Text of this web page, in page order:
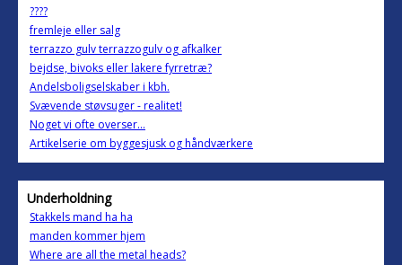
????
fremleje eller salg
terrazzo gulv terrazzogulv og afkalker
bejdse, bivoks eller lakere fyrretræ?
Andelsboligselskaber i kbh.
Svævende støvsuger - realitet!
Noget vi ofte overser...
Artikelserie om byggesjusk og håndværkere
Underholdning
Stakkels mand ha ha
manden kommer hjem
Where are all the metal heads?